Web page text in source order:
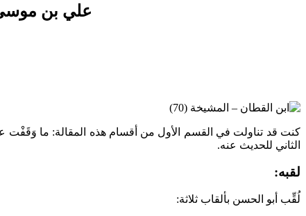
علي بن موسى
كنت قد تناولت في القسم الأول من أقسام هذه المقالة: ما وَقَفْت
الثاني للحديث عنه.
لقبه:
لُقِّب أبو الحسن بألقاب ثلاثة: